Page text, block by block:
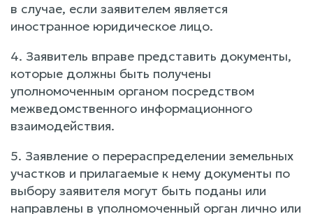
в случае, если заявителем является
иностранное юридическое лицо.
4. Заявитель вправе представить документы,
которые должны быть получены
уполномоченным органом посредством
межведомственного информационного
взаимодействия.
5. Заявление о перераспределении земельных
участков и прилагаемые к нему документы по
выбору заявителя могут быть поданы или
направлены в уполномоченный орган лично или